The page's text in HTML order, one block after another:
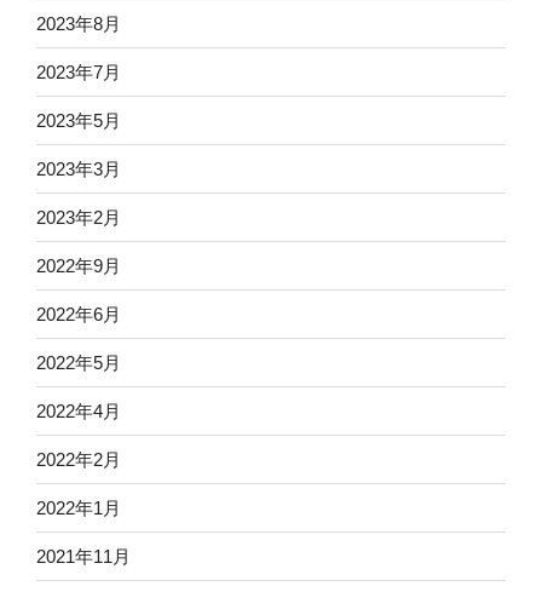
2023年8月
2023年7月
2023年5月
2023年3月
2023年2月
2022年9月
2022年6月
2022年5月
2022年4月
2022年2月
2022年1月
2021年11月